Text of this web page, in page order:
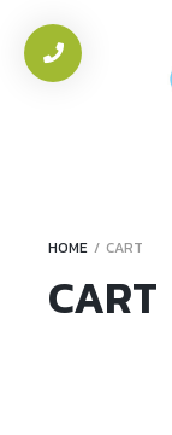
HOME / CART
CART